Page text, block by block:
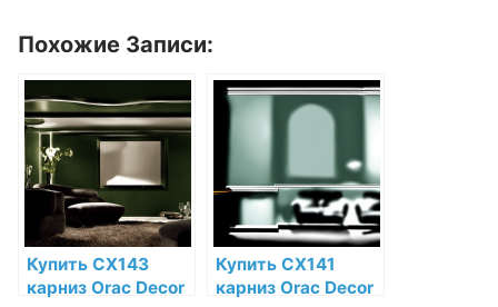
Похожие Записи:
Купить CX143
карниз Orac Decor
Купить CX141
карниз Orac Decor